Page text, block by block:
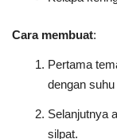
Cara membuat:
Pertama
dengan
Selanjutnya
silpat.